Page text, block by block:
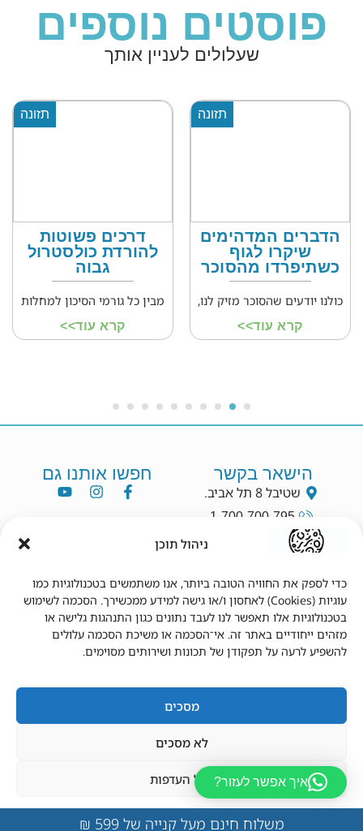
ניהול תוכן
כדי לספק את החוויה הטובה ביותר, אנו משתמשים בטכנולוגיות כמו
עוגיות (Cookies) לאחסון ו/או גישה למידע ממכשירך. הסכמה לשימוש
בטכנולוגיות אלו תאפשר לנו לעבד נתונים כגון התנהגות גלישה או
מזהים ייחודיים באתר זה. אי־הסכמה או משיכת הסכמה עלולים
להשפיע לרעה על תפקודן של תכונות ושירותים מסוימים.
מסכים
לא מסכים
נהל העדפות
מדיניות פרטיותמדיניות פרטיות
פוסטים נוספים
שעלולים לעניין אותך
תזונה
הדברים המדהימים
שיקרו לגוף
כשתיפרדו מהסוכר
כולנו יודעים שהסוכר מזיק לנו,
קרא עוד>>
תזונה
דרכים פשוטות
להורדת כולסטרול
גבוה
מבין כל גורמי הסיכון למחלות
קרא עוד>>
הישאר בקשר
שטיבל 8 תל אביב.
1-700-700-795
info@dryang.co.il
חפשו אותנו גם
תנאי שימוש
תקנון
תנאי שימוש
מידע נוסף
צור קשר
מדיניות פרטיות
© 2026 כל הזכויות שמורות לד"ר יאנג.
עוצב ונבנה על ידיlizmiz
איך אפשר לעזור?
משלוח חינם מעל קנייה של 599 ₪